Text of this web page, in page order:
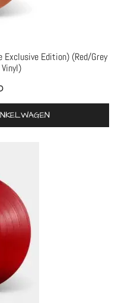
Exclusive Edition) (Red/Grey